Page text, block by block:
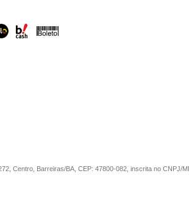
Centro, Barreiras/BA, CEP: 47800-082, inscrita no CNPJ/